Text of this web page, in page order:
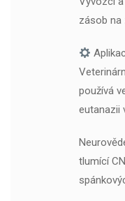
zásob na
používá
eutanazii
tlumící